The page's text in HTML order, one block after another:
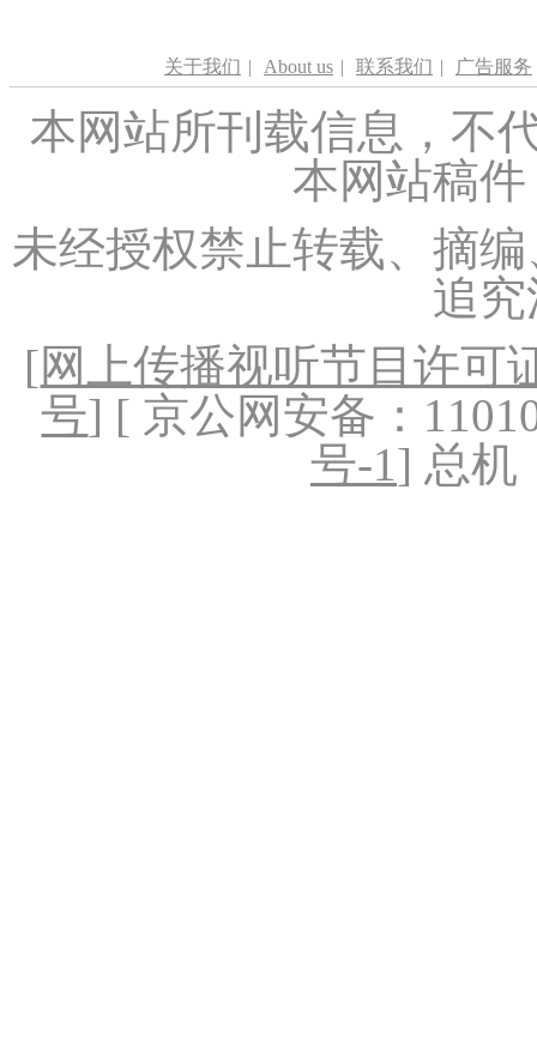
关于我们 | About us | 联系我们 | 广告服务
本网站所刊载信息，不
本网站稿
未经授权禁止转载、摘
追
[网上传播视听节目许可
号] [ 京公网安备：
号-1] 总机